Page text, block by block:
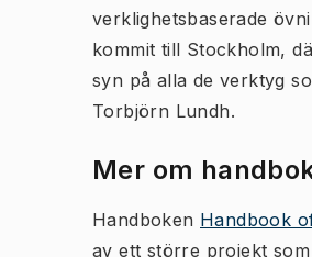
verklighetsbaserade
kommit till Stockholm,
syn på alla de verktyg
Torbjörn Lundh.
Mer om
Handboken Handbook
av ett större projekt